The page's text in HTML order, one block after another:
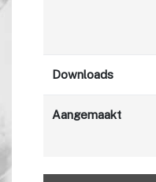
Downloads
Aangemaakt